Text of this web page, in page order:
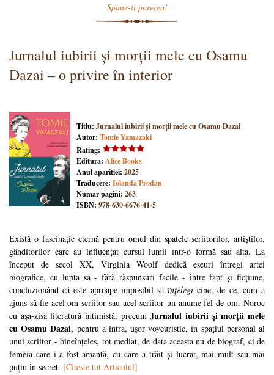
Spune-ti parerea!
Jurnalul iubirii și morții mele cu Osamu
Dazai – o privire în interior
Titlu: Jurnalul iubirii și morții mele cu Osamu Dazai
Autor: Tomie Yamazaki
Rating:
Editura: Alice Books
Anul aparitiei: 2025
Traducere: Iolanda Prodan
Numar pagini: 263
ISBN: 978-630-6676-41-5
Există o fascinație eternă pentru omul din spatele scriitorilor, artiștilor,
gânditorilor care au influențat cursul lumii într-o formă sau alta. La
început de secol XX, Virginia Woolf dedică eseuri întregi artei
biografice, cu lupta sa - fără răspunsuri facile - între fapt și ficțiune,
concluzionând că este aproape imposibil săînțelegi cine, de ce, cum a
ajuns să fie acel om scriitor sau acel scriitor un anume fel de om. Noroc
cu așa-zisa literatură intimistă, precumJurnalul iubirii și morții mele
cu Osamu Dazai, pentru a intra, ușor voyeuristic, în spațiul personal al
unui scriitor - bineînțeles, tot mediat, de data aceasta nu de biograf, ci de
femeia care i-a fost amantă, cu care a trăit și lucrat, mai mult sau mai
puțin în secret. [Citeste tot Articolul]